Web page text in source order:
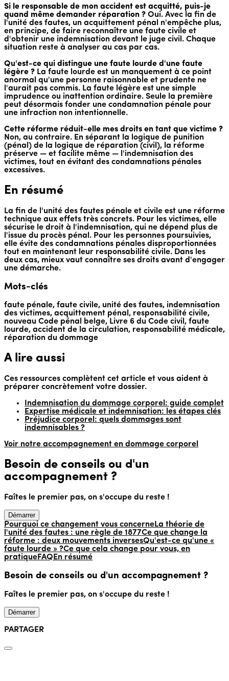
Si le responsable de mon accident est acquitté, puis-je
quand même demander réparation ? Oui. Avec la fin de
l'unité des fautes, un acquittement pénal n'empêche plus,
en principe, de faire reconnaître une faute civile et
d'obtenir une indemnisation devant le juge civil. Chaque
situation reste à analyser au cas par cas.
Qu'est-ce qui distingue une faute lourde d'une faute
légère ? La faute lourde est un manquement à ce point
anormal qu'une personne raisonnable et prudente ne
l'aurait pas commis. La faute légère est une simple
imprudence ou inattention ordinaire. Seule la première
peut désormais fonder une condamnation pénale pour
une infraction non intentionnelle.
Cette réforme réduit-elle mes droits en tant que victime ?
Non, au contraire. En séparant la logique de punition
(pénal) de la logique de réparation (civil), la réforme
préserve — et facilite même — l'indemnisation des
victimes, tout en évitant des condamnations pénales
excessives.
En résumé
La fin de l'unité des fautes pénale et civile est une réforme
technique aux effets très concrets. Pour les victimes, elle
sécurise le droit à l'indemnisation, qui ne dépend plus de
l'issue du procès pénal. Pour les personnes poursuivies,
elle évite des condamnations pénales disproportionnées
tout en maintenant leur responsabilité civile. Dans les
deux cas, mieux vaut connaître ses droits avant d'engager
une démarche.
Mots-clés
faute pénale, faute civile, unité des fautes, indemnisation
des victimes, acquittement pénal, responsabilité civile,
nouveau Code pénal belge, Livre 6 du Code civil, faute
lourde, accident de la circulation, responsabilité médicale,
réparation du dommage
A lire aussi
Ces ressources complètent cet article et vous aident à
préparer concrètement votre dossier.
Indemnisation du dommage corporel: guide complet
Expertise médicale et indemnisation: les étapes clés
Préjudice corporel: quels dommages sont
indemnisables ?
Voir notre accompagnement en dommage corporel
Besoin de conseils ou d'un
accompagnement ?
Faîtes le premier pas, on s'occupe du reste !
Démarrer
Pourquoi ce changement vous concerneLa théorie de
l'unité des fautes : une règle de 1877Ce que change la
réforme : deux mouvements inversesQu'est-ce qu'une «
faute lourde » ?Ce que cela change pour vous, en
pratiqueFAQ En résumé
Besoin de conseils ou d'un accompagnement ?
Faîtes le premier pas, on s'occupe du reste !
Démarrer
PARTAGER